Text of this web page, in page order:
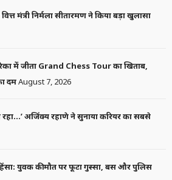
मंत्री निर्मला सीतारमण ने किया बड़ा खुलासा
में जीता Grand Chess Tour का खिताब,
दमAugust 7, 2026
रहा…’ अजिंक्य रहाणे ने सुनाया करियर का सबसे
युवक की मौत पर फूटा गुस्सा, बस और पुलिस